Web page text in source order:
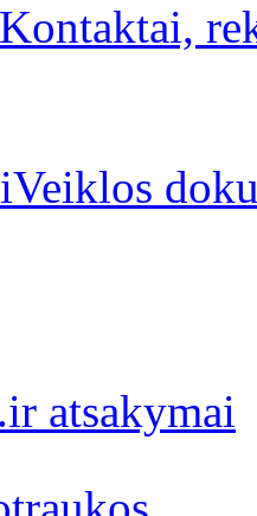
Kontaktai,
Veiklos
atsakymai